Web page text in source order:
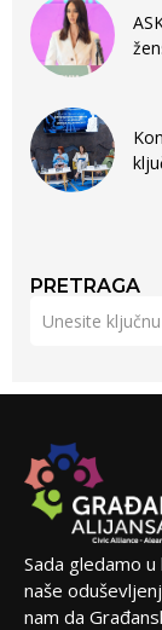
PRETRAGA
Sada gledamo
naše
nam da